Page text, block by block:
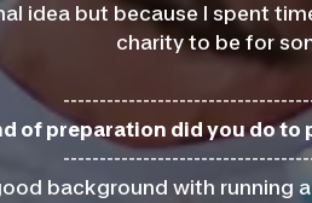
idea but because I spent
charity to be for
of preparation did you do to
background with running